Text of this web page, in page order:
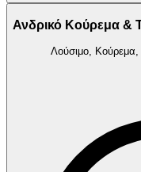
Ανδρικό Κούρεμα &
Λούσιμο, Κούρεμα,